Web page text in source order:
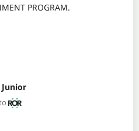
PROGRAM.